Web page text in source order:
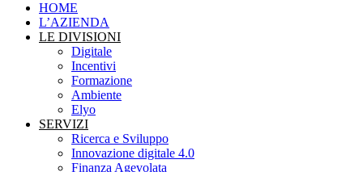
HOME
L’AZIENDA
LE DIVISIONI
Digitale
Incentivi
Formazione
Ambiente
Elyo
SERVIZI
Ricerca e Sviluppo
Innovazione digitale 4.0
Finanza Agevolata